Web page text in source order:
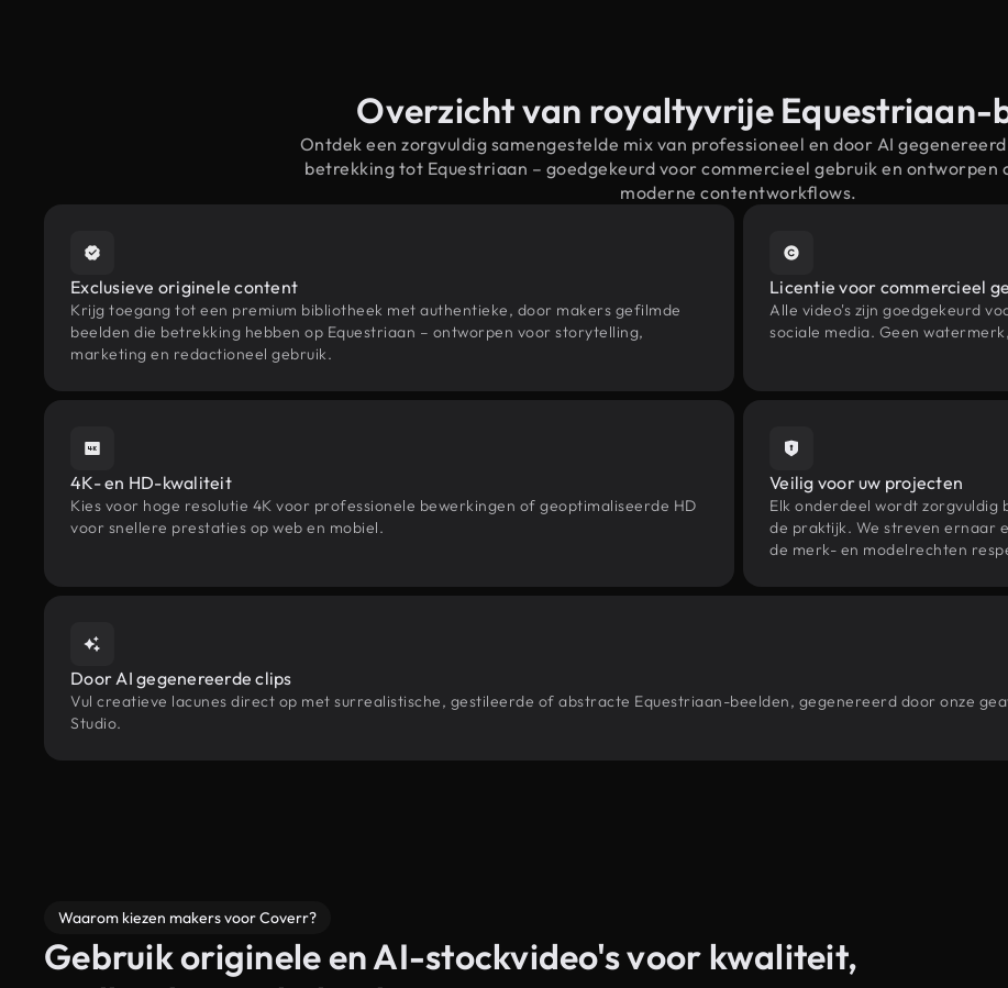
Overzicht van royaltyvrije Equestriaan-
Ontdek een zorgvuldig samengestelde mix van professioneel en door AI
betrekking tot Equestriaan – goedgekeurd voor commercieel gebruik en ontworpen
moderne contentworkflows.
Exclusieve originele content
Krijg toegang tot een premium bibliotheek met authentieke, door makers gefilmde
beelden die betrekking hebben op Equestriaan – ontworpen voor storytelling,
marketing en redactioneel gebruik.
Licentie voor commercieel
Alle video's zijn goedgekeurd
sociale media. Geen
4K- en HD-kwaliteit
Kies voor hoge resolutie 4K voor professionele bewerkingen of geoptimaliseerde HD
voor snellere prestaties op web en mobiel.
Veilig voor uw projecten
Elk onderdeel wordt zorgvuldig
de praktijk. We streven ernaar
de merk- en modelrechten
Door AI gegenereerde clips
Vul creatieve lacunes direct op met surrealistische, gestileerde of abstracte Equestriaan-beelden, gegenereerd door onze
Studio.
Waarom kiezen makers voor Coverr?
Gebruik originele en AI-stockvideo's voor kwaliteit,